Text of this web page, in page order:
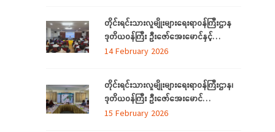
တိုင်းရင်းသားလူမျိုးများရေးရာဝန်ကြီးဌာန
ဒုတိယဝန်ကြီး ဦးဇော်အေးမောင်နှင့်
ရန်ကုန်တိုင်းဒေသကြီးအတွင်းရှိ ရခိုင်စာပေ
လူမှုရေးအသင်းအဖွဲ့များနှင့်တွေ့ဆုံ
14 February 2026
တိုင်းရင်းသားလူမျိုးများရေးရာဝန်ကြီးဌာန၊
ဒုတိယဝန်ကြီး ဦးဇော်အေးမောင်
ရန်ကုန်တိုင်းဒေသကြီးအတွင်းရှိ
15 February 2026